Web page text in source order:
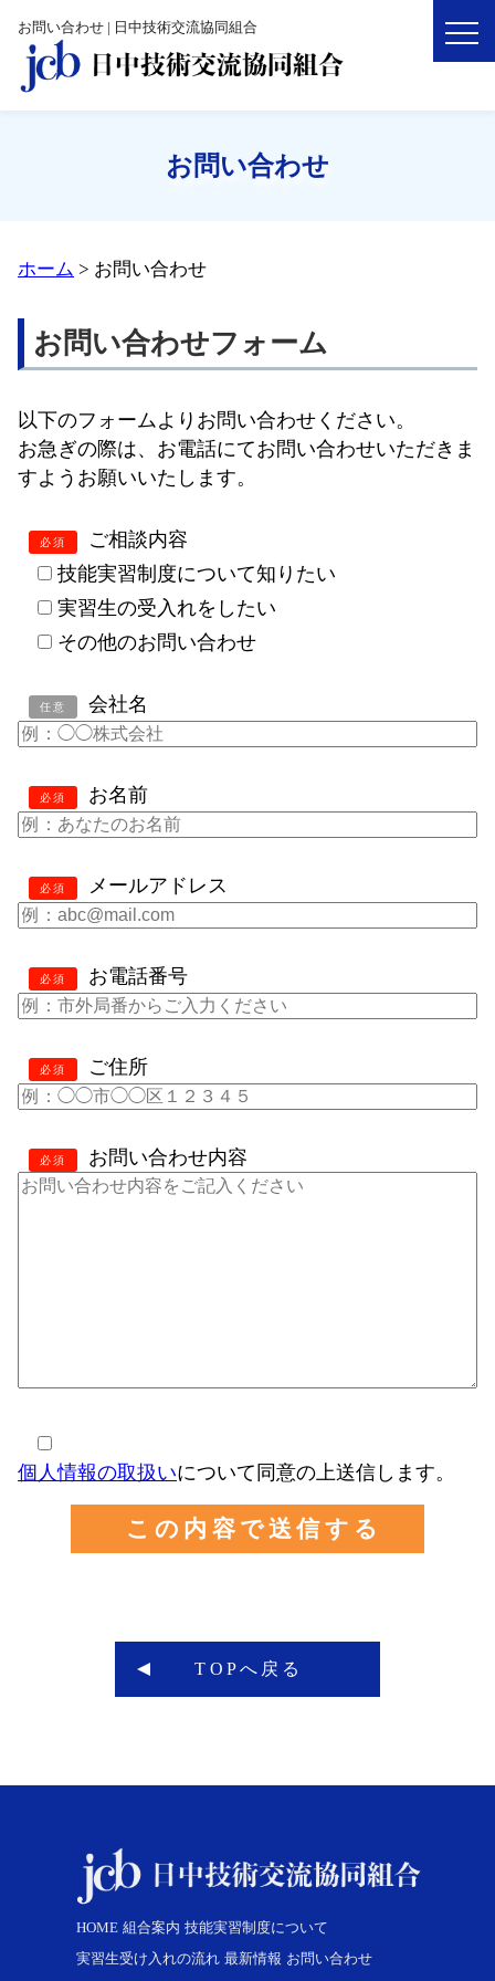
お問い合わせ | 日中技術交流協同組合
お問い合わせ
ホーム > お問い合わせ
お問い合わせフォーム
以下のフォームよりお問い合わせください。
お急ぎの際は、お電話にてお問い合わせいただきま
すようお願いいたします。
必須
ご相談内容
技能実習制度について知りたい
実習生の受入れをしたい
その他のお問い合わせ
任意 会社名
必須 お名前
必須 メールアドレス
必須 お電話番号
必須 ご住所
必須 お問い合わせ内容
個人情報の取扱いについて同意の上送信します。
TOPへ戻る
HOME 組合案内 技能実習制度について
実習生受け入れの流れ 最新情報 お問い合わせ